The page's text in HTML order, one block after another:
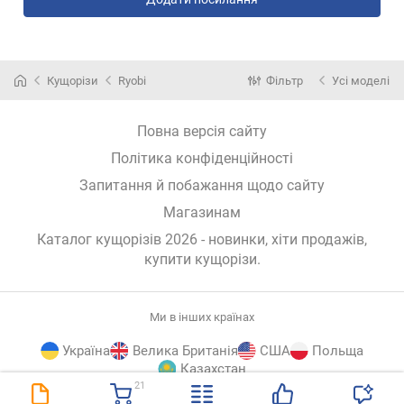
21
Кущорізи Ryobi Фільтр Усі моделі
Повна версія сайту
Політика конфіденційності
Запитання й побажання щодо сайту
Магазинам
Каталог кущорізів 2026 - новинки, хіти продажів,
купити кущорізи.
Ми в інших країнах
Україна Велика Британія США
Польща
Казахстан